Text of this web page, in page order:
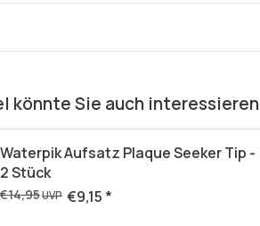
könnte Sie auch interessieren
Waterpik Aufsatz Plaque Seeker Tip -
2 Stück
€14,95UVP €9,15 *